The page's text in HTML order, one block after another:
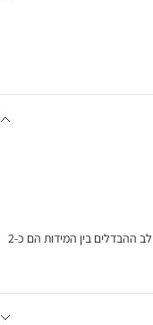
פרטים נוספים (מתייחס למידה S):אורך- 116 ס"מ*שימי לב ההבדלים בין המידות הם כ-2